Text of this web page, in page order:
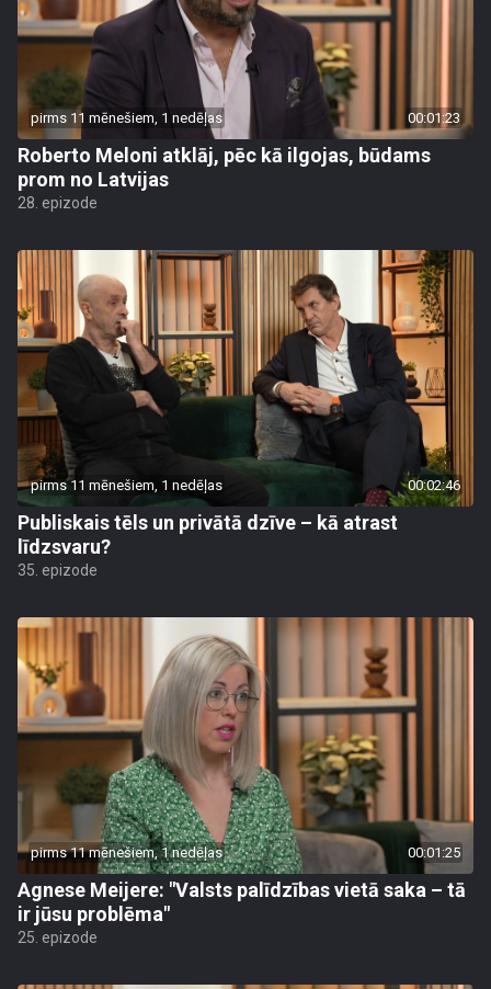
pirms 11 mēnešiem, 1 nedēļas 00:01:23
Roberto Meloni atklāj, pēc kā ilgojas, būdams
prom no Latvijas
28. epizode
pirms 11 mēnešiem, 1 nedēļas 00:02:46
Publiskais tēls un privātā dzīve – kā atrast
līdzsvaru?
35. epizode
pirms 11 mēnešiem, 1 nedēļas 00:01:25
Agnese Meijere: "Valsts palīdzības vietā saka – tā
ir jūsu problēma"
25. epizode